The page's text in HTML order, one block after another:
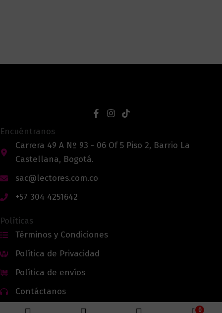
Encuéntranos
Carrera 49 A Nº 93 - 06 Of 5 Piso 2, Barrio La
Castellana, Bogotá.
sac@lectores.com.co
+57 304 4251642
Políticas
Términos y Condiciones
Política de Privacidad
Política de envíos
Contáctanos
0